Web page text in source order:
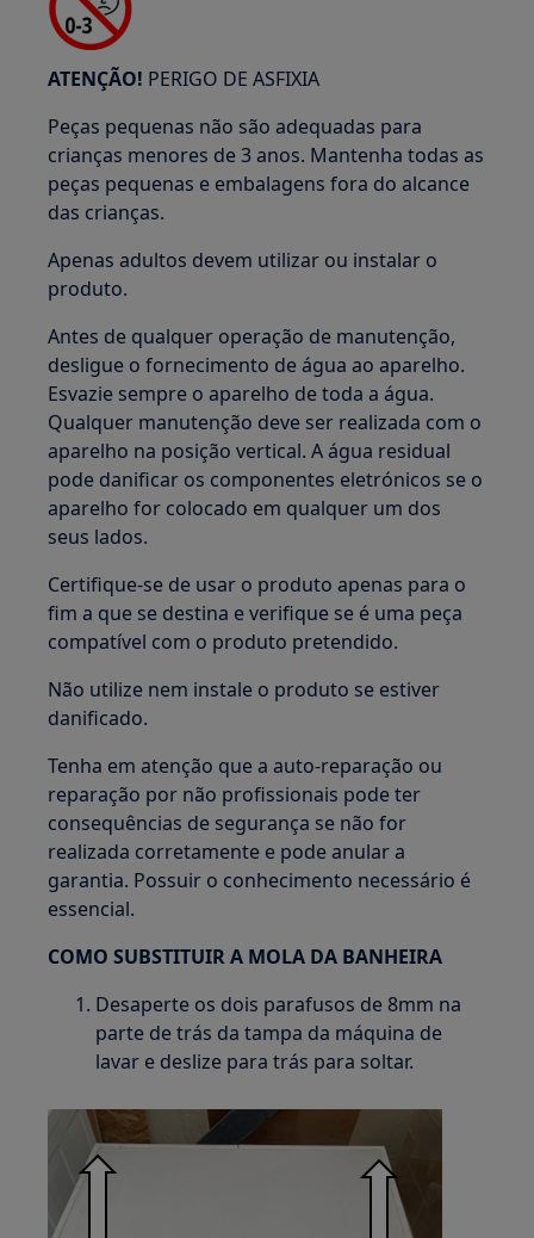
ATENÇÃO! PERIGO DE ASFIXIA
Peças pequenas não são adequadas para
crianças menores de 3 anos. Mantenha todas as
peças pequenas e embalagens fora do alcance
das crianças.
Apenas adultos devem utilizar ou instalar o
produto.
Antes de qualquer operação de manutenção,
desligue o fornecimento de água ao aparelho.
Esvazie sempre o aparelho de toda a água.
Qualquer manutenção deve ser realizada com o
aparelho na posição vertical. A água residual
pode danificar os componentes eletrónicos se o
aparelho for colocado em qualquer um dos
seus lados.
Certifique-se de usar o produto apenas para o
fim a que se destina e verifique se é uma peça
compatível com o produto pretendido.
Não utilize nem instale o produto se estiver
danificado.
Tenha em atenção que a auto-reparação ou
reparação por não profissionais pode ter
consequências de segurança se não for
realizada corretamente e pode anular a
garantia. Possuir o conhecimento necessário é
essencial.
COMO SUBSTITUIR A MOLA DA BANHEIRA
Desaperte os dois parafusos de 8mm na
parte de trás da tampa da máquina de
lavar e deslize para trás para soltar.